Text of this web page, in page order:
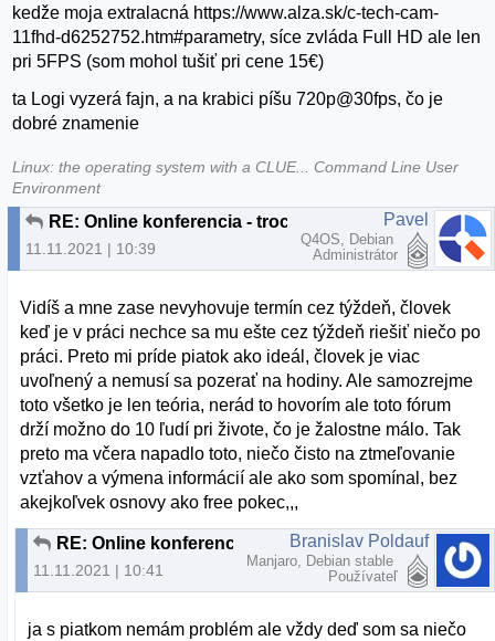
kedže moja extralacná https://www.alza.sk/c-tech-cam-
11fhd-d6252752.htm#parametry, síce zvláda Full HD ale len
pri 5FPS (som mohol tušiť pri cene 15€)
ta Logi vyzerá fajn, a na krabici píšu 720p@30fps, čo je
dobré znamenie
Linux: the operating system with a CLUE... Command Line User
Environment
11.11.2021 | 10:39
Pavel
Q4OS, Debian
Administrátor
Vidíš a mne zase nevyhovuje termín cez týždeň, človek
keď je v práci nechce sa mu ešte cez týždeň riešiť niečo po
práci. Preto mi príde piatok ako ideál, človek je viac
uvoľnený a nemusí sa pozerať na hodiny. Ale samozrejme
toto všetko je len teória, nerád to hovorím ale toto fórum
drží možno do 10 ľudí pri živote, čo je žalostne málo. Tak
preto ma včera napadlo toto, niečo čisto na ztmeľovanie
vzťahov a výmena informácií ale ako som spomínal, bez
akejkoľvek osnovy ako free pokec,,,
RE: Online konferencia - trochu inak
11.11.2021 | 10:41
Branislav Poldauf
Manjaro, Debian stable
Používateľ
ja s piatkom nemám problém ale vždy deď som sa niečo